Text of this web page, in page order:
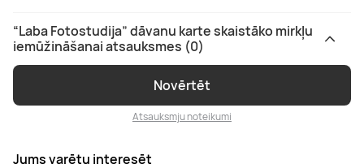
“Laba Fotostudija” dāvanu karte skaistāko mirkļu
iemūžināšanai atsauksmes (0)
Novērtēt
Atsauksmju noteikumi
Jums varētu interesēt